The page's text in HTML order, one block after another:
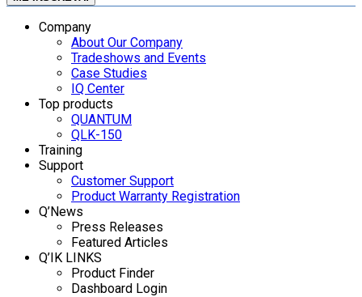
Company
About Our Company
Tradeshows and Events
Case Studies
IQ Center
Top products
QUANTUM
QLK-150
Training
Support
Customer Support
Product Warranty Registration
Q’News
Press Releases
Featured Articles
Q’IK LINKS
Product Finder
Dashboard Login